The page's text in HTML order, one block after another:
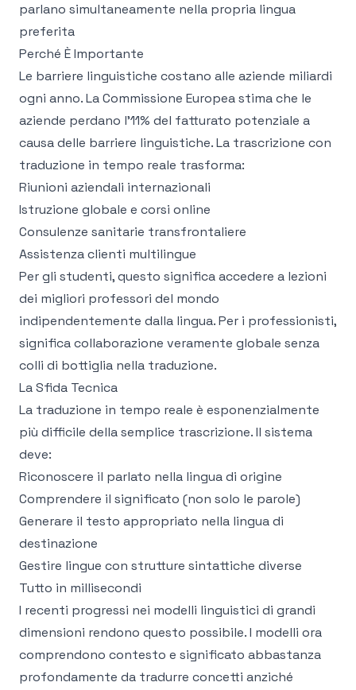
parlano simultaneamente nella propria lingua
preferita
Perché È Importante
Le barriere linguistiche costano alle aziende miliardi
ogni anno. La Commissione Europea stima che le
aziende perdano l'11% del fatturato potenziale a
causa delle barriere linguistiche. La trascrizione con
traduzione in tempo reale trasforma:
Riunioni aziendali internazionali
Istruzione globale e corsi online
Consulenze sanitarie transfrontaliere
Assistenza clienti multilingue
Per gli studenti, questo significa accedere a lezioni
dei migliori professori del mondo
indipendentemente dalla lingua. Per i professionisti,
significa collaborazione veramente globale senza
colli di bottiglia nella traduzione.
La Sfida Tecnica
La traduzione in tempo reale è esponenzialmente
più difficile della semplice trascrizione. Il sistema
deve:
Riconoscere il parlato nella lingua di origine
Comprendere il significato (non solo le parole)
Generare il testo appropriato nella lingua di
destinazione
Gestire lingue con strutture sintattiche diverse
Tutto in millisecondi
I recenti progressi nei modelli linguistici di grandi
dimensioni rendono questo possibile. I modelli ora
comprendono contesto e significato abbastanza
profondamente da tradurre concetti anziché